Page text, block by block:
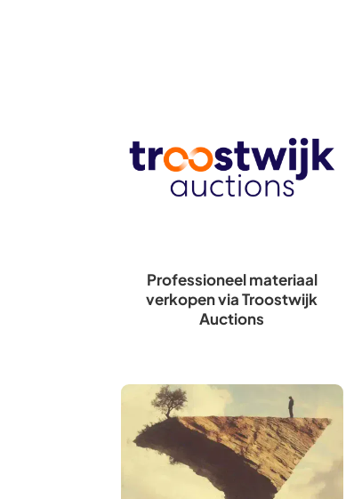
Professioneel materiaal
verkopen via Troostwijk
Auctions